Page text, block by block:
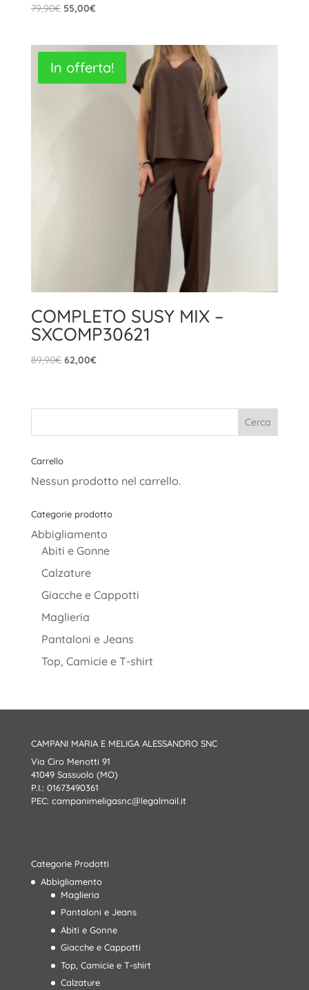
79,90€ Il
era:
79,90€.
55,00€Il
è:
55,00€.
In offerta!
COMPLETO SUSY MIX –
SXCOMP30621
89,90€ Il
era:
62,00€Il
è:
Carrello
Nessun prodotto nel carrello.
Categorie prodotto
Abbigliamento
Abiti e Gonne
Calzature
Giacche e Cappotti
Maglieria
Pantaloni e Jeans
Top, Camicie e T-shirt
CAMPANI MARIA E MELIGA ALESSANDRO SNC
Via Ciro Menotti 91
41049 Sassuolo (MO)
P.I.: 01673490361
PEC: campanimeligasnc@legalmail.it
Categorie Prodotti
Abbigliamento
Maglieria
Pantaloni e Jeans
Abiti e Gonne
Giacche e Cappotti
Top, Camicie e T-shirt
Calzature